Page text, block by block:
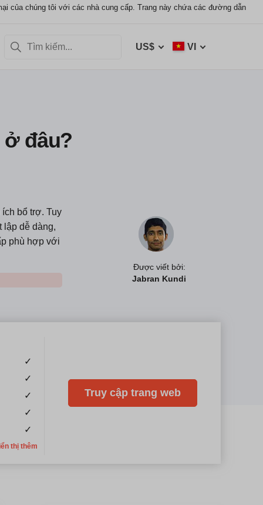
của chúng tôi với các nhà cung cấp. Trang này chứa các đường dẫn
US$ VI
ở đâu?
Được viết bởi:
Jabran Kundi
bổ trợ. Tuy
lập dễ dàng,
phù hợp với
✓
✓
✓
✓
✓
thị thêm
Truy cập trang web